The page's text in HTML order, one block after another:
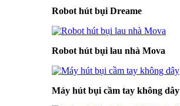
Robot hút bụi Dreame
Robot hút bụi lau nhà Mova
Máy hút bụi cầm tay không dây